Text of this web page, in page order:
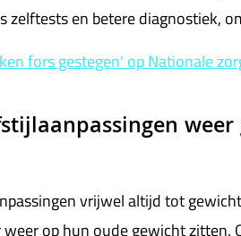
en betere diagnostiek,
fors gestegen' op Nationale
vrijwel altijd tot
op hun oude gewicht zitten.